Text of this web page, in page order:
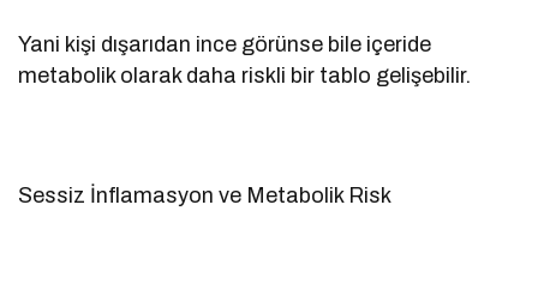
Yani kişi dışarıdan ince görünse bile içeride
metabolik olarak daha riskli bir tablo gelişebilir.
Sessiz İnflamasyon ve Metabolik Risk